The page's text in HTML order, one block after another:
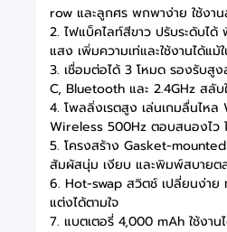
row และลูกศร พกพาง่าย ใช้งาน
2. ไฟแบ็คไลท์สีขาว ปรับระดับไ
แสง เพิ่มความเท่และใช้งานได้แม้
3. เชื่อมต่อได้ 3 โหมด รองรับ
C, Bluetooth และ 2.4GHz สลับ
4. โพลลิ่งเรตสูง เล่นเกมลื่นไห
Wireless 500Hz ตอบสนองไว
5. โครงสร้าง Gasket-
สัมผัสนุ่ม เงียบ และพิมพ์สบายต
6. Hot-swap สวิตช์ เปลี่ยนง่า
แต่งได้ตามใจ
7. แบตเตอรี่ 4,000 mAh ใช้งาน